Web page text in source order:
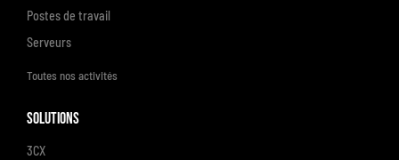
Postes de travail
Serveurs
Toutes nos activités
Solutions
3CX